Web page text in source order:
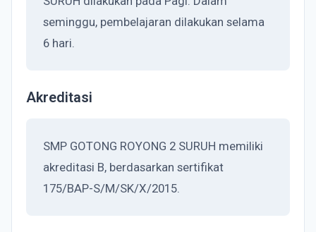
seminggu, pembelajaran dilakukan selama
6 hari.
Akreditasi
SMP GOTONG ROYONG 2 SURUH memiliki
akreditasi B, berdasarkan sertifikat
175/BAP-S/M/SK/X/2015.